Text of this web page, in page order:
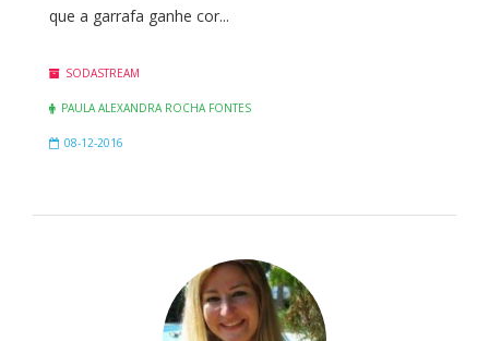
que a garrafa ganhe cor...
SODASTREAM
PAULA ALEXANDRA ROCHA FONTES
08-12-2016